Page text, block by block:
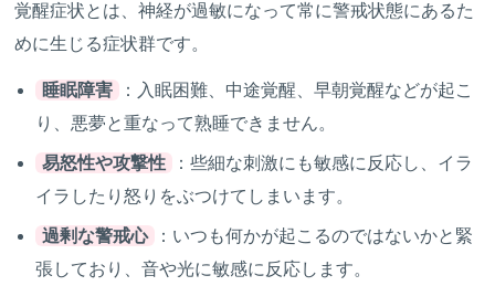
覚醒症状とは、神経が過敏になって常に警戒状態にあるた
めに生じる症状群です。
睡眠障害
：入眠困難、中途覚醒、早朝覚醒などが起こ
り、悪夢と重なって熟睡できません。
易怒性や攻撃性
：些細な刺激にも敏感に反応し、イラ
イラしたり怒りをぶつけてしまいます。
過剰な警戒心
：いつも何かが起こるのではないかと緊
張しており、音や光に敏感に反応します。